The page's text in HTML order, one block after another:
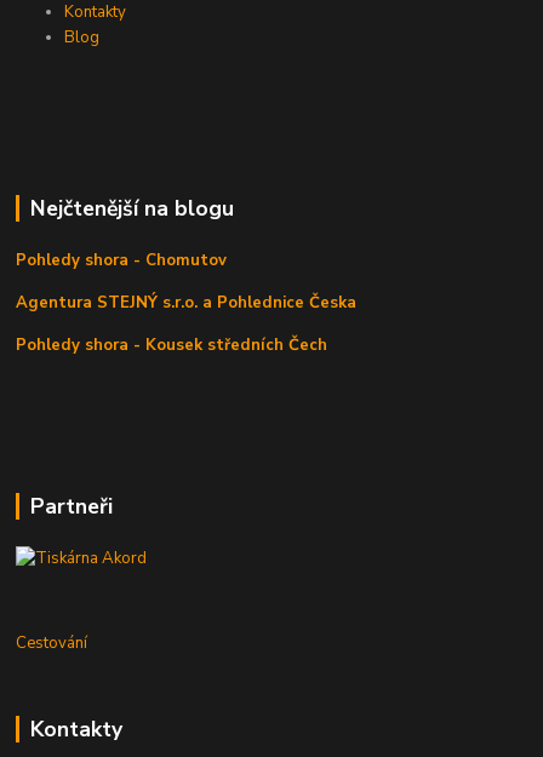
Kontakty
Blog
Nejčtenější na blogu
Pohledy shora - Chomutov
Agentura STEJNÝ s.r.o. a Pohlednice Česka
Pohledy shora - Kousek středních Čech
Partneři
Cestování
Kontakty